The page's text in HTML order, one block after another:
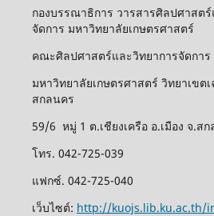
กองบรรณาธิการ วารสารศิลปศาสต
จัดการ มหาวิทยาลัยเกษตรศาสตร์
คณะศิลปศาสตร์และวิทยาการจัดการ
มหาวิทยาลัยเกษตรศาสตร์ วิทยาเขต
สกลนคร
59/6 หมู่ 1 ต.เชียงเครือ อ.เมือง จ.ส
โทร. 042-725-039
แฟกซ์. 042-725-040
เว็บไซต์: http://kuojs.lib.ku.ac.th/